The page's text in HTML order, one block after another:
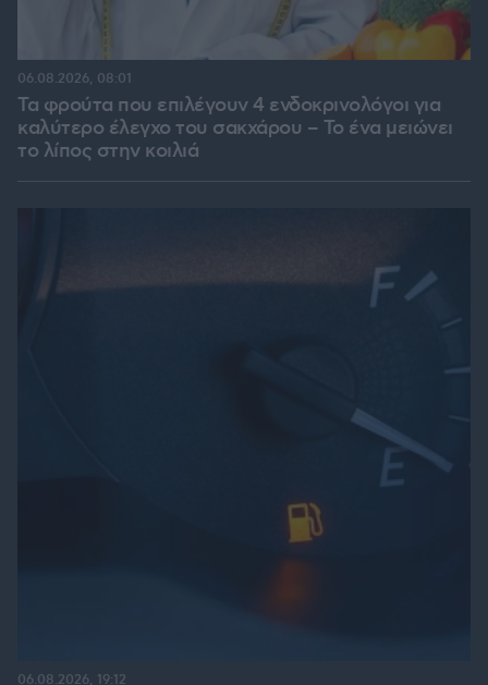
Τα φρούτα που επιλέγουν 4 ενδοκρινολόγοι για
καλύτερο έλεγχο του σακχάρου – Το ένα μειώνει
το λίπος στην κοιλιά
06.08.2026, 08:01
06.08.2026, 19:12